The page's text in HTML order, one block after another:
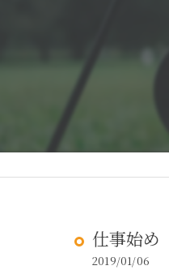
仕事始め
2019/01/06